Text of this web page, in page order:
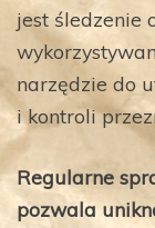
jest śledzenie
narzędzie do
i kontroli
Regularne
pozwala